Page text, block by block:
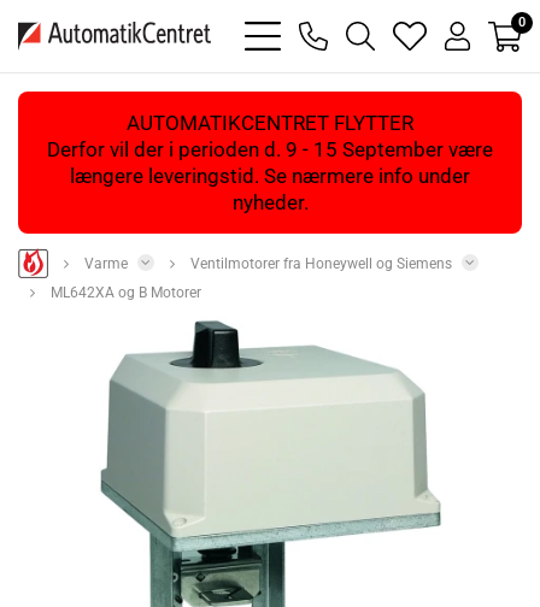
bars
light
phone
magnifying
glass
heart
light
user
light
0
AUTOMATIKCENTRET FLYTTER
Derfor vil der i perioden d. 9 - 15 September være
længere leveringstid. Se nærmere info under
nyheder.
Varme
Ventilmotorer fra Honeywell og Siemens
ML642XA og B Motorer